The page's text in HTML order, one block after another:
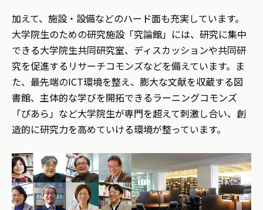
加えて、施設・設備などのハード面も充実しています。
大学院生のための研究施設「究論館」には、研究に集中
できる大学院生共同研究室、ディスカッションや共同研
究を促進するリサーチコモンズなどを備えています。ま
た、最先端のICT環境を整え、膨大な文献を収蔵する図
書館、主体的な学びを開拓できるラーニングコモンズ
「ぴあら」など大学院生が専門を超えて刺激し合い、創
造的に研究力を高めていける環境が整っています。